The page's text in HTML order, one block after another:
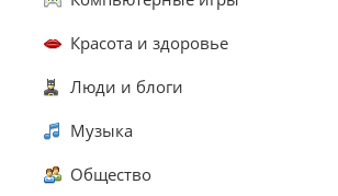
Красота и здоровье
Люди и блоги
Музыка
Общество